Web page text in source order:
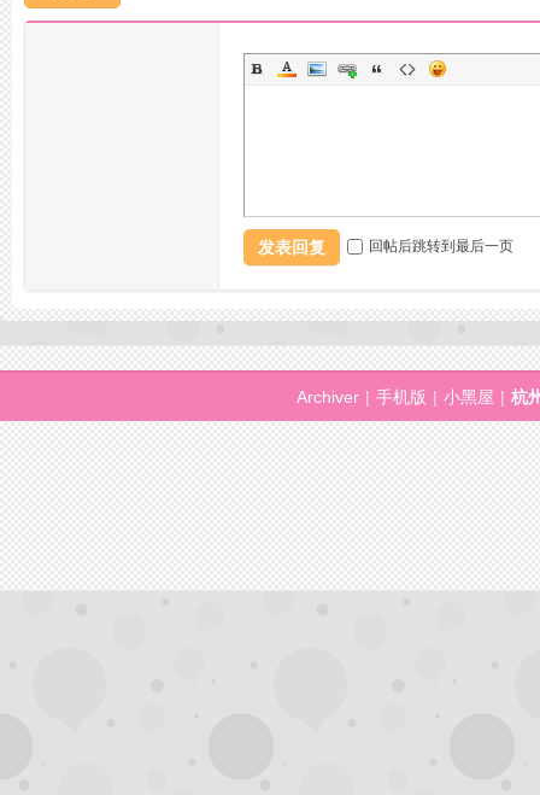
网
发表回复 回帖后跳转到最后一页
Archiver | 手机版 | 小黑屋 | 杭